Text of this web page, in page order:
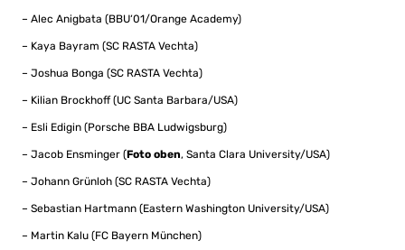
– Alec Anigbata (BBU‘01/Orange Academy)
– Kaya Bayram (SC RASTA Vechta)
– Joshua Bonga (SC RASTA Vechta)
– Kilian Brockhoff (UC Santa Barbara/USA)
– Esli Edigin (Porsche BBA Ludwigsburg)
– Jacob Ensminger (Foto oben, Santa Clara University/USA)
– Johann Grünloh (SC RASTA Vechta)
– Sebastian Hartmann (Eastern Washington University/USA)
– Martin Kalu (FC Bayern München)